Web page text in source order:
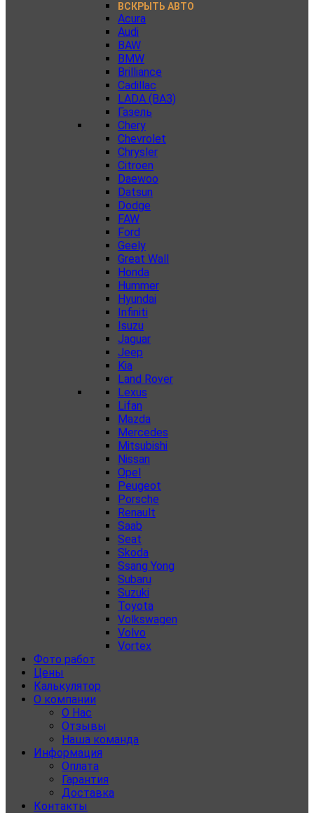
ВСКРЫТЬ АВТО
Acura
Audi
BAW
BMW
Brilliance
Cadillac
LADA (ВАЗ)
Газель
Chery
Chevrolet
Chrysler
Citroen
Daewoo
Datsun
Dodge
FAW
Ford
Geely
Great Wall
Honda
Hummer
Hyundai
Infiniti
Isuzu
Jaguar
Jeep
Kia
Land Rover
Lexus
Lifan
Mazda
Mercedes
Mitsubishi
Nissan
Opel
Peugeot
Porsche
Renault
Saab
Seat
Skoda
Ssang Yong
Subaru
Suzuki
Toyota
Volkswagen
Volvo
Vortex
Фото работ
Цены
Калькулятор
О компании
О Нас
Отзывы
Наша команда
Информация
Оплата
Гарантия
Доставка
Контакты